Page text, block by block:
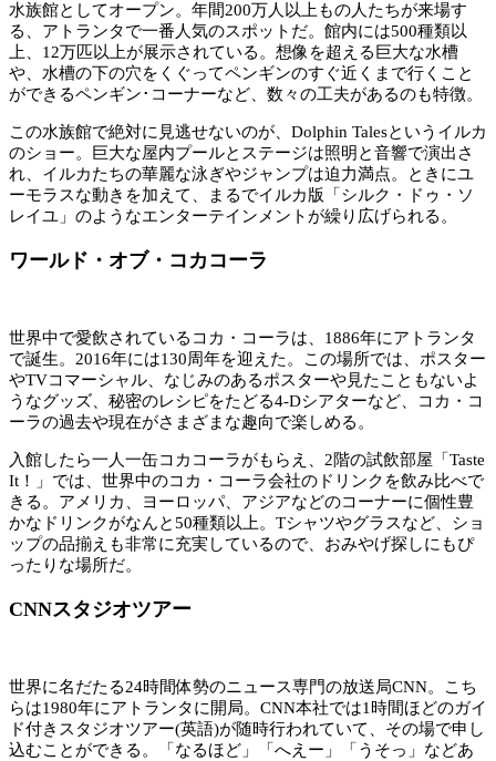
水族館としてオープン。年間200万人以上もの人たちが来場す
る、アトランタで一番人気のスポットだ。館内には500種類以
上、12万匹以上が展示されている。想像を超える巨大な水槽
や、水槽の下の穴をくぐってペンギンのすぐ近くまで行くこと
ができるペンギン･コーナーなど、数々の工夫があるのも特徴。
この水族館で絶対に見逃せないのが、Dolphin Talesというイルカ
のショー。巨大な屋内プールとステージは照明と音響で演出さ
れ、イルカたちの華麗な泳ぎやジャンプは迫力満点。ときにユ
ーモラスな動きを加えて、まるでイルカ版「シルク・ドゥ・ソ
レイユ」のようなエンターテインメントが繰り広げられる。
ワールド・オブ・コカコーラ
世界中で愛飲されているコカ・コーラは、1886年にアトランタ
で誕生。2016年には130周年を迎えた。この場所では、ポスター
やTVコマーシャル、なじみのあるポスターや見たこともないよ
うなグッズ、秘密のレシピをたどる4-Dシアターなど、コカ・コ
ーラの過去や現在がさまざまな趣向で楽しめる。
入館したら一人一缶コカコーラがもらえ、2階の試飲部屋「Taste
It！」では、世界中のコカ・コーラ会社のドリンクを飲み比べで
きる。アメリカ、ヨーロッパ、アジアなどのコーナーに個性豊
かなドリンクがなんと50種類以上。Tシャツやグラスなど、ショ
ップの品揃えも非常に充実しているので、おみやげ探しにもぴ
ったりな場所だ。
CNNスタジオツアー
世界に名だたる24時間体勢のニュース専門の放送局CNN。こち
らは1980年にアトランタに開局。CNN本社では1時間ほどのガイ
ド付きスタジオツアー(英語)が随時行われていて、その場で申し
込むことができる。「なるほど」「へえー」「うそっ」などあ